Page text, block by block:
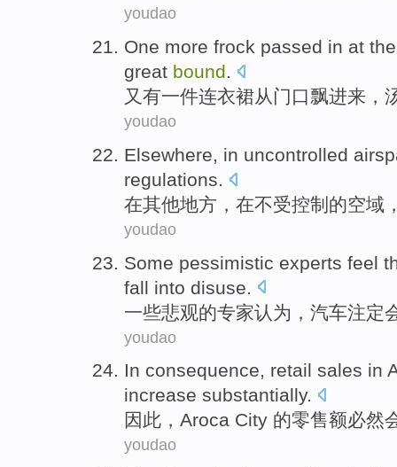
youdao
One more frock passed in at
great bound.
又有一件连衣裙从 门口飘进来，
youdao
Elsewhere, in uncontrolled
regulations.
在其他地方 ， 在不受控制 的空域
youdao
Some pessimistic experts feel
fall into disuse
一些悲观的专家认为 ， 汽车注定
youdao
In consequence, retail sales in
increase substantially.
因此 ， Aroca City 的零售额必然
youdao